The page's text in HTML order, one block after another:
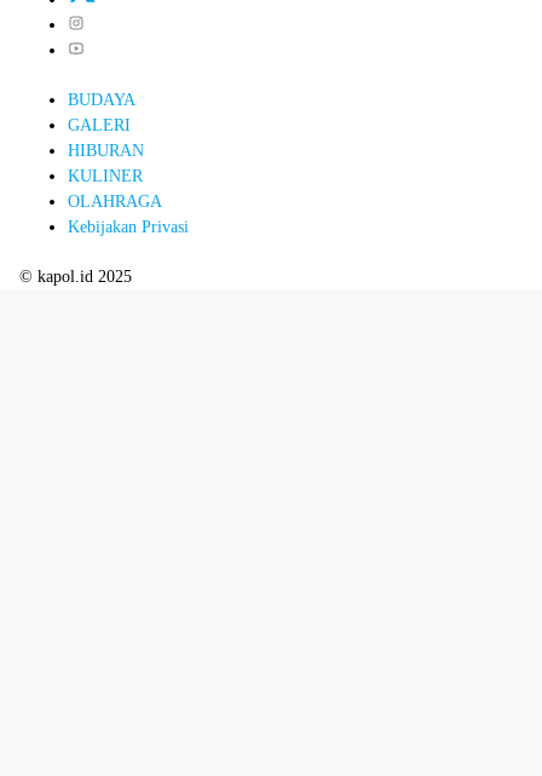
BUDAYA
GALERI
HIBURAN
KULINER
OLAHRAGA
Kebijakan Privasi
© kapol.id 2025